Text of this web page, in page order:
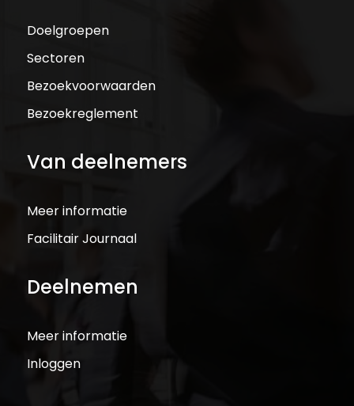
Doelgroepen
Sectoren
Bezoekvoorwaarden
Bezoekreglement
Van deelnemers
Meer informatie
Facilitair Journaal
Deelnemen
Meer informatie
Inloggen